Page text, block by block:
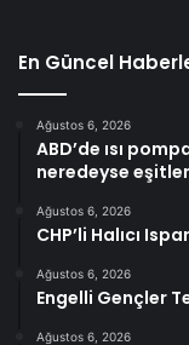
En Güncel
Ağustos 6, 2026
ABD’de ısı
neredeyse
Ağustos 6, 2026
CHP’li Halıcı
Ağustos 6, 2026
Engelli Gençler
Ağustos 6, 2026